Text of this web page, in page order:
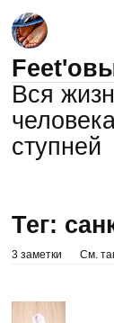
Вся
ступней
Тег:
3 заметки См.